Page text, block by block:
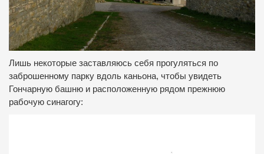
Лишь некоторые заставляюсь себя прогуляться по
заброшенному парку вдоль каньона, чтобы увидеть
Гончарную башню и расположенную рядом прежнюю
рабочую синагогу: